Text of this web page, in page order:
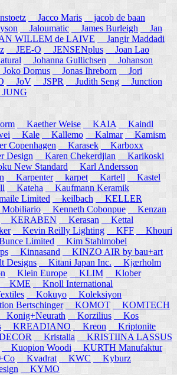
Jacco Maris
jacob de baan
Jaloumatic James Burleigh
Jan
WILLEM de LAIVE
Jangir Maddadi
JEE-O JENSENplus
Joan Lao
Johanna Gullichsen
Johanson
Domus Jonas Ihreborn
Jori
JoV JSPR Judith Seng
Junction
Kaether Weise KAIA
Kaindl
Kale Kallemo Kalmar
Kamism
Copenhagen
Karasek
Karboxx
Design
Karen Chekerdjian
Karikoski
New Standard
Karl Andersson
Karpenter karpet Kartell
Kastel
Kateha
Kaufmann Keramik
Limited keilbach
KELLER
Kenneth Cobonpue
Kenzan
KERABEN Kerasan
Kettal
Kevin Reilly Lighting KFF
Khouri
Limited
Kim Stahlmobel
Kinnasand
KINZO AIR by bau+art
Designs
Kitani Japan Inc.
Kjærholm
Klein Europe KLIM
Klober
KME
Knoll International
Kokuyo
Koleksiyon
Bertschinger KOMOT
KOMTECH
Konig+Neurath Korzilius
Kos
KREADIANO Kreon
Kriptonite
Kristalia
KRISTIINA LASSUS
Kuopion Woodi
KURTH Manufaktur
Kvadrat KWC
Kyburz
KYMO